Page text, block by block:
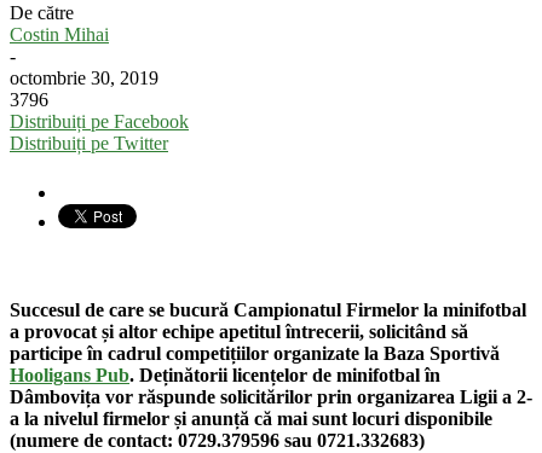
De către
Costin Mihai
-
octombrie 30, 2019
3796
Distribuiți pe Facebook
Distribuiți pe Twitter
Succesul de care se bucură Campionatul Firmelor la minifotbal
a provocat și altor echipe apetitul întrecerii, solicitând să
participe în cadrul competițiilor organizate la Baza Sportivă
Hooligans Pub. Deținătorii licențelor de minifotbal în
Dâmbovița vor răspunde solicitărilor prin organizarea Ligii a 2-
a la nivelul firmelor și anunță că mai sunt locuri disponibile
(numere de contact: 0729.379596 sau 0721.332683)